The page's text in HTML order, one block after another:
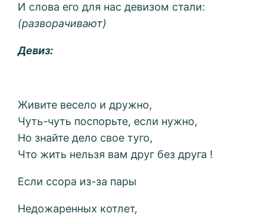
И слова его для нас девизом стали:
(разворачивают)
Девиз:
Живите весело и дружно,
Чуть-чуть поспорьте, если нужно,
Но знайте дело свое туго,
Что жить нельзя вам друг без друга !
Если ссора из-за пары
Недожаренных котлет,